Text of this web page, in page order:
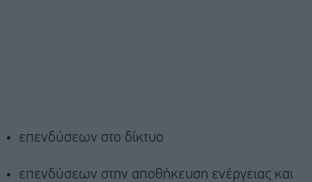
επενδύσεων στο δίκτυο
επενδύσεων στην αποθήκευση ενέργειας και